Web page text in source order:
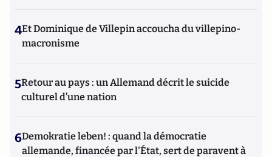
4Et Dominique de Villepin accoucha du villepino-
macronisme
5Retour au pays : un Allemand décrit le suicide
culturel d’une nation
6Demokratie leben! : quand la démocratie
allemande, financée par l'État, sert de paravent à